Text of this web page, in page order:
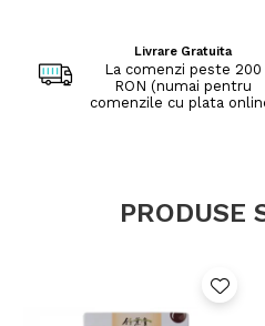
Livrare Gratuita
La comenzi peste 200
RON (numai pentru
comenzile cu plata
PRODUSE